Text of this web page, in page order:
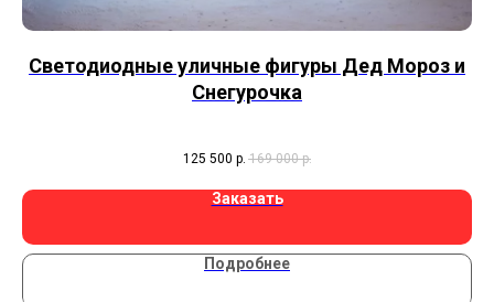
Светодиодные уличные фигуры Дед Мороз и
Снегурочка
125 500 р. 169 000 р.
Заказать
Подробнее